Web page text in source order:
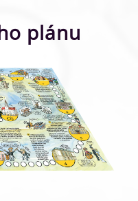
plánu